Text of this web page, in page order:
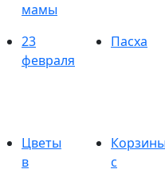
мамы
23
февраля
Пасха
Цветы
в
с